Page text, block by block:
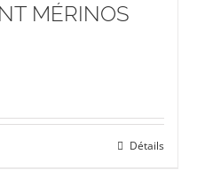
MÉRINOS
Détails